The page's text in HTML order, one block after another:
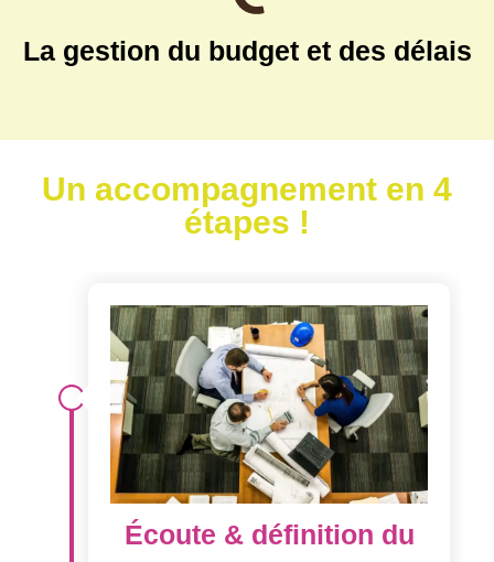
La gestion du budget et des délais
Un accompagnement en 4
étapes !
Écoute & définition du